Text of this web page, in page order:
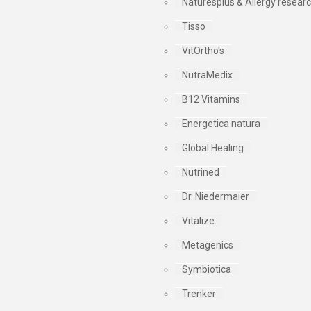
Tisso
VitOrtho's
NutraMedix
B12 Vitamins
Energetica natura
Global Healing
Nutrined
Dr. Niedermaier
Vitalize
Metagenics
Symbiotica
Trenker